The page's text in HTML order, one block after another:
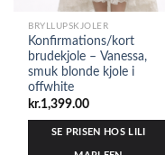
BRYLLUPSKJOLER
Konfirmations/kort
brudekjole – Vanessa,
smuk blonde kjole i
offwhite
kr.1,399.00
SE PRISEN HOS LILI